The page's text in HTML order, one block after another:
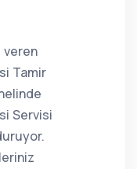
veren
Tamir
Servisi